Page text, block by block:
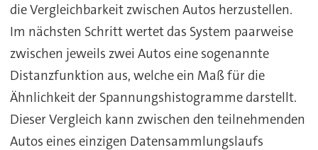
die Vergleichbarkeit zwischen Autos herzustellen.
Im nächsten Schritt wertet das System paarweise
zwischen jeweils zwei Autos eine sogenannte
Distanzfunktion aus, welche ein Maß für die
Ähnlichkeit der Spannungshistogramme darstellt.
Dieser Vergleich kann zwischen den teilnehmenden
Autos eines einzigen Datensammlungslaufs